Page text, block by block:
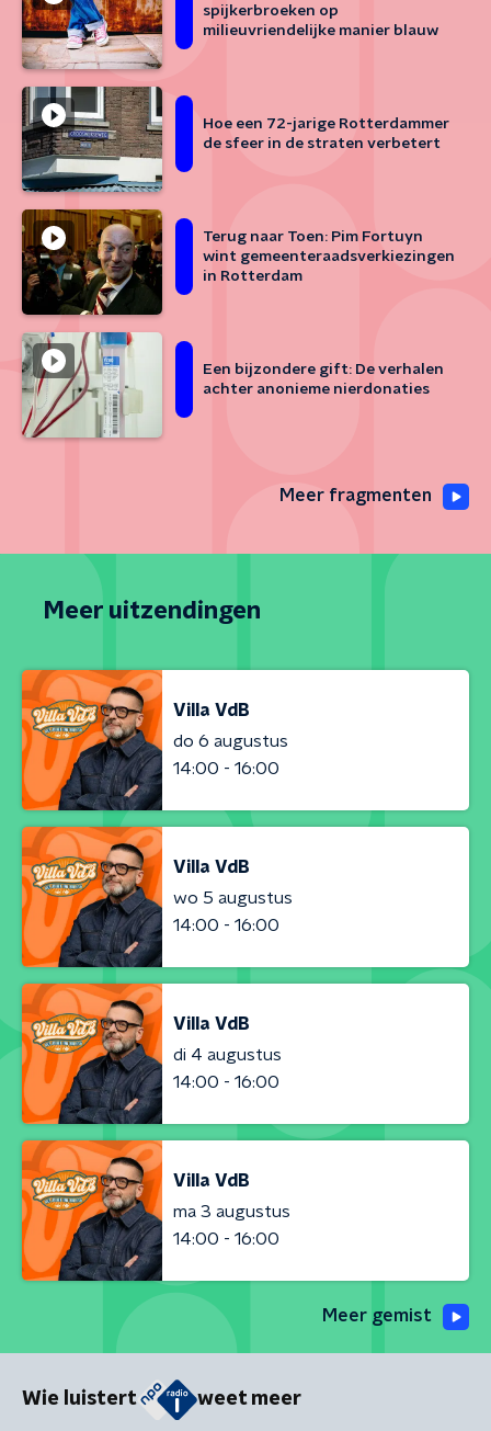
spijkerbroeken op
milieuvriendelijke manier blauw
Hoe een 72-jarige Rotterdammer
de sfeer in de straten verbetert
Terug naar Toen: Pim Fortuyn
wint gemeenteraadsverkiezingen
in Rotterdam
Een bijzondere gift: De verhalen
achter anonieme nierdonaties
Meer fragmenten
Meer uitzendingen
Villa VdB
do 6 augustus
14:00 - 16:00
Villa VdB
wo 5 augustus
14:00 - 16:00
Villa VdB
di 4 augustus
14:00 - 16:00
Villa VdB
ma 3 augustus
14:00 - 16:00
Meer gemist
Wie luistert weet meer